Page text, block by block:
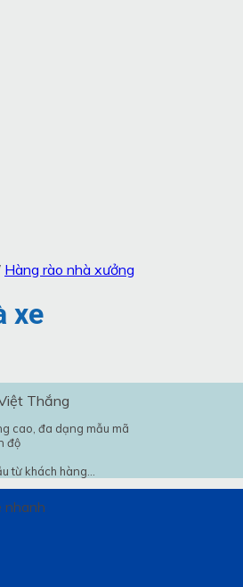
Hàng rào nhà xưởng
xe
Thắng
cao, đa dạng mẫu mã
độ
từ khách hàng...
nhanh